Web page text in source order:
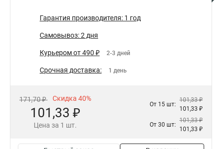
Гарантия производителя: 1 год
Самовывоз: 2 дня
Курьером от 490 ₽ 2-3 дней
Срочная доставка: 1 день
171,70 ₽ Скидка 40%
101,33 ₽
Цена за 1 шт.
От 15 шт:
101,33 ₽
101,33 ₽
От 30 шт:
101,33 ₽
101,33 ₽